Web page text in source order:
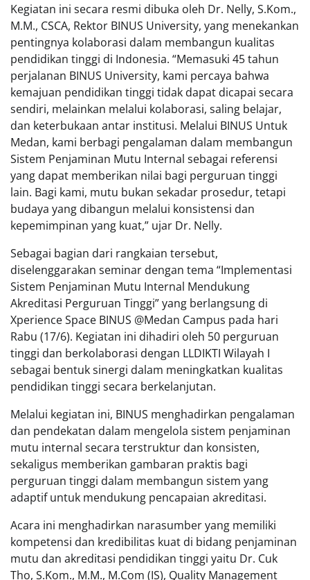
Kegiatan ini secara resmi dibuka oleh Dr. Nelly, S.Kom.,
M.M., CSCA, Rektor BINUS University, yang menekankan
pentingnya kolaborasi dalam membangun kualitas
pendidikan tinggi di Indonesia. “Memasuki 45 tahun
perjalanan BINUS University, kami percaya bahwa
kemajuan pendidikan tinggi tidak dapat dicapai secara
sendiri, melainkan melalui kolaborasi, saling belajar,
dan keterbukaan antar institusi. Melalui BINUS Untuk
Medan, kami berbagi pengalaman dalam membangun
Sistem Penjaminan Mutu Internal sebagai referensi
yang dapat memberikan nilai bagi perguruan tinggi
lain. Bagi kami, mutu bukan sekadar prosedur, tetapi
budaya yang dibangun melalui konsistensi dan
kepemimpinan yang kuat,” ujar Dr. Nelly.
Sebagai bagian dari rangkaian tersebut,
diselenggarakan seminar dengan tema “Implementasi
Sistem Penjaminan Mutu Internal Mendukung
Akreditasi Perguruan Tinggi” yang berlangsung di
Xperience Space BINUS @Medan Campus pada hari
Rabu (17/6). Kegiatan ini dihadiri oleh 50 perguruan
tinggi dan berkolaborasi dengan LLDIKTI Wilayah I
sebagai bentuk sinergi dalam meningkatkan kualitas
pendidikan tinggi secara berkelanjutan.
Melalui kegiatan ini, BINUS menghadirkan pengalaman
dan pendekatan dalam mengelola sistem penjaminan
mutu internal secara terstruktur dan konsisten,
sekaligus memberikan gambaran praktis bagi
perguruan tinggi dalam membangun sistem yang
adaptif untuk mendukung pencapaian akreditasi.
Acara ini menghadirkan narasumber yang memiliki
kompetensi dan kredibilitas kuat di bidang penjaminan
mutu dan akreditasi pendidikan tinggi yaitu Dr. Cuk
Tho, S.Kom., M.M., M.Com (IS), Quality Management